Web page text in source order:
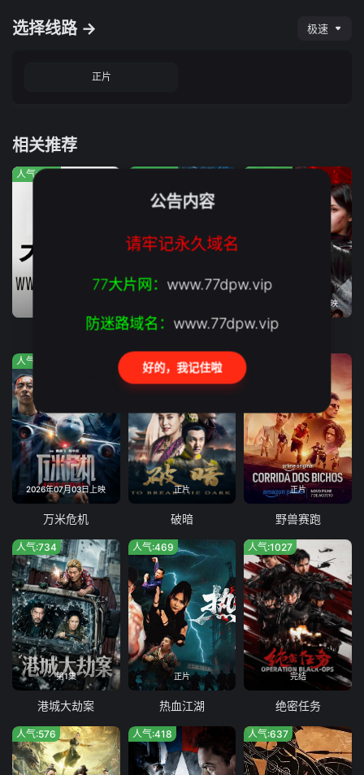
选择线路 → 极速
正片
相关推荐
人气:823
海外追逃 怒杀
2026年07月09日上映
致命潮汐
2026年07月03日上映
人气:643
万米危机
正片
人气:714
破暗
正片
野兽赛跑
第1集
人气:734
港城大劫案
正片
人气:469
热血江湖
完结
人气:1027
绝密任务
人气:576 人气:418 人气:637
公告内容
请牢记永久域名
77大片网： www.77dpw.vip
防迷路域名： www.77dpw.vip
好的，我记住啦